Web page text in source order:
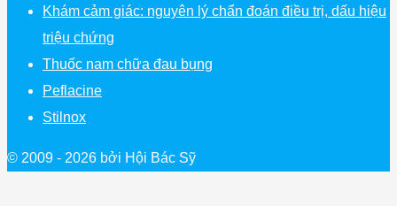
Khám cảm giác: nguyên lý chẩn đoán điều trị, dấu hiệu
triệu chứng
Thuốc nam chữa đau bụng
Peflacine
Stilnox
© 2009 - 2026 bởi Hội Bác Sỹ